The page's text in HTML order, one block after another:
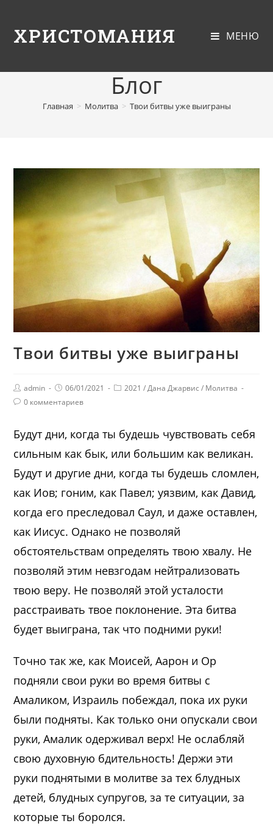
ХРИСТОМАНИЯ МЕНЮ
Блог
Главная > Молитва > Твои битвы уже выиграны
Твои битвы уже выиграны
admin 06/01/2021 2021 / Дана Джарвис / Молитва
0 комментариев
Будут дни, когда ты будешь чувствовать себя
сильным как бык, или большим как великан.
Будут и другие дни, когда ты будешь сломлен,
как Иов; гоним, как Павел; уязвим, как Давид,
когда его преследовал Саул, и даже оставлен,
как Иисус. Однако не позволяй
обстоятельствам определять твою хвалу. Не
позволяй этим невзгодам нейтрализовать
твою веру. Не позволяй этой усталости
расстраивать твое поклонение. Эта битва
будет выиграна, так что подними руки!
Точно так же, как Моисей, Аарон и Ор
подняли свои руки во время битвы с
Амаликом, Израиль побеждал, пока их руки
были подняты. Как только они опускали свои
руки, Амалик одерживал верх! Не ослабляй
свою духовную бдительность! Держи эти
руки поднятыми в молитве за тех блудных
детей, блудных супругов, за те ситуации, за
которые ты боролся.